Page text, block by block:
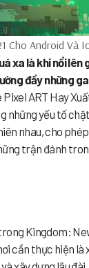
Cho Android Và
là khi nổi lên
đầy những
Pixel ART Hay
yếu tố
nhau, cho
trận đánh
Kingdom:
cần thực hiện